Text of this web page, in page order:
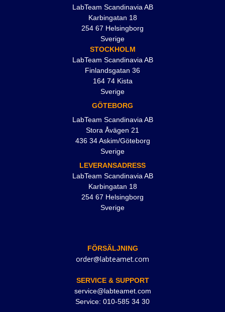
LabTeam Scandinavia AB
Karbingatan 18
254 67 Helsingborg
Sverige
STOCKHOLM
LabTeam Scandinavia AB
Finlandsgatan 36
164 74 Kista
Sverige
GÖTEBORG
LabTeam Scandinavia AB
Stora Åvägen 21
436 34 Askim/Göteborg
Sverige
LEVERANSADRESS
LabTeam Scandinavia AB
Karbingatan 18
254 67 Helsingborg
Sverige
FÖRSÄLJNING
order@labteamet.com
SERVICE & SUPPORT
service@labteamet.com
Service: 010-585 34 30